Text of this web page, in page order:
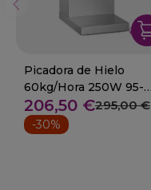
Picadora de Hielo
60kg/Hora 250W 95-
135027
206,50 €295,00 €
-30%